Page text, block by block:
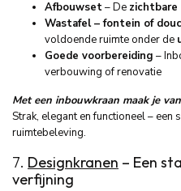
Afbouwset– De zichtbare
Wastafel – fontein of
voldoende ruimte onder de
Goede voorbereiding –
verbouwing of renovatie
Met een inbouwkraan maak je
Strak, elegant en functioneel – een
ruimtebeleving.
7. Designkranen – Een
verfijning